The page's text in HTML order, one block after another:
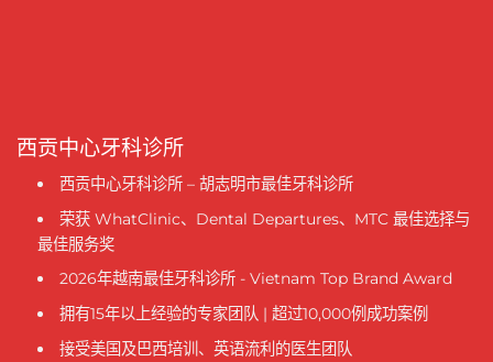
西贡中心牙科诊所
西贡中心牙科诊所 – 胡志明市最佳牙科诊所
荣获 WhatClinic、Dental Departures、MTC 最佳选择与
最佳服务奖
2026年越南最佳牙科诊所 - Vietnam Top Brand Award
拥有15年以上经验的专家团队 | 超过10,000例成功案例
接受美国及巴西培训、英语流利的医生团队